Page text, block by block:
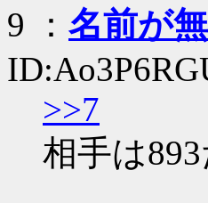
9 ： 名前が
>>7
相手は